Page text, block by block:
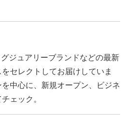
グジュアリーブランドなどの最新
セレクトしてお届けしていま
中心に、新規オープン、ビジネ
ェック。